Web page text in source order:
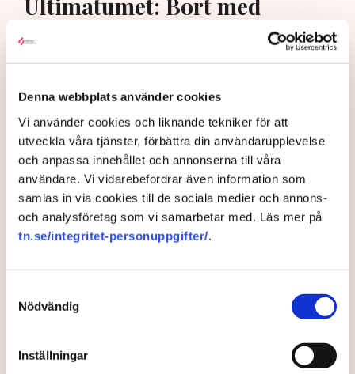
Denna webbplats använder cookies
Vi använder cookies och liknande tekniker för att
utveckla våra tjänster, förbättra din användarupplevelse
och anpassa innehållet och annonserna till våra
användare. Vi vidarebefordrar även information som
samlas in via cookies till de sociala medier och annons-
och analysföretag som vi samarbetar med. Läs mer på
tn.se/integritet-personuppgifter/.
Nödvändig
Inställningar
Ultimatumet: Bort med
uteservering – ”Rena
”Riktlinjerna gäller ju redan nu så min markis med ben är inte
längre tillåten”, säger Linda Nilsson som driver Lindas Kula i
Uteserveringen skulle ha öppnat i